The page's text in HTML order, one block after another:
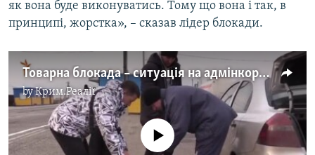
як вона буде виконуватись. Тому що вона і так, в
принципі, жорстка», – сказав лідер блокади.
Товарна блокада – ситуація на адмінкордоні з Кримом (відео)
byКрим.Реалії
No media source currently available